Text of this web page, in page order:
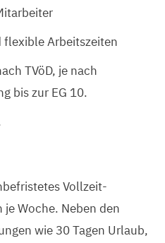
Arbeitszeiten
TVöD, je nach
bis zur EG 10.
Vollzeit-
Woche. Neben den
wie 30 Tagen Urlaub,